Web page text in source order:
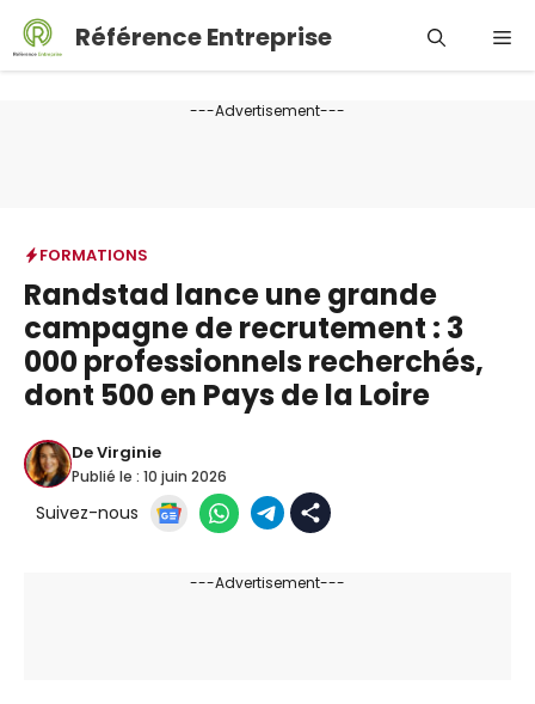
Aller
contenu
Référence Entreprise
---Advertisement---
FORMATIONS
Randstad lance une grande
campagne de recrutement : 3
000 professionnels recherchés,
dont 500 en Pays de la Loire
DeVirginie
Publié le : 10 juin 2026
Suivez-nous
---Advertisement---